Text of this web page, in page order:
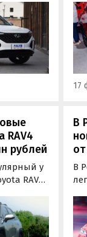
2 529
17
RAV4
рублей
у
RAV4
из
в
В
В